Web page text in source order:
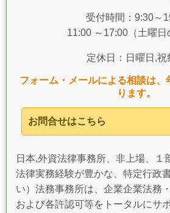
受付時間：9:30～
11:00 ～17:00（土曜日
定休日：日曜日,祝
フォーム・メールによる相談は、
ります。
お問合せはこちら
日本,外資法律事務所、非上場、１
法律実務経験が豊かな、特定行政
い）法務事務所は、企業企業法務
および各許認可等をトータルにサ